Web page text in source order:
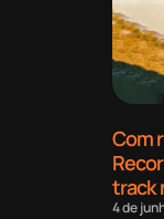
Com
track
4 de